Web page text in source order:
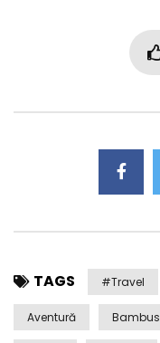
TAGS #travel
Aventură Bambus